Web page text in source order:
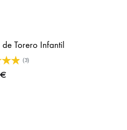
Torero Infantil
(3)
€